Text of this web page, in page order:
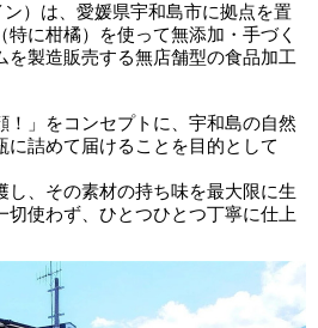
）は、愛媛県宇和島市に拠点を置
特に柑橘）を使って無添加・手づく
を製造販売する無店舗型の食品加工
！」をコンセプトに、宇和島の自然
に詰めて届けることを目的として
し、その素材の持ち味を最大限に生
切使わず、ひとつひとつ丁寧に仕上